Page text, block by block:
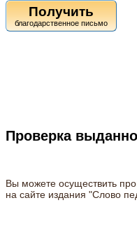
Получить
благодарственное письмо
Проверка
Вы можете осуществить
на сайте издания "Слово